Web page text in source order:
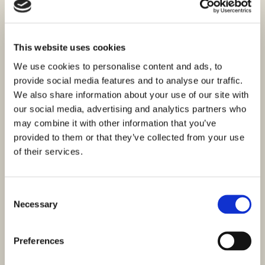
This website uses cookies
We use cookies to personalise content and ads, to
provide social media features and to analyse our traffic.
We also share information about your use of our site with
our social media, advertising and analytics partners who
may combine it with other information that you’ve
provided to them or that they’ve collected from your use
of their services.
Selection
Necessary
Preferences